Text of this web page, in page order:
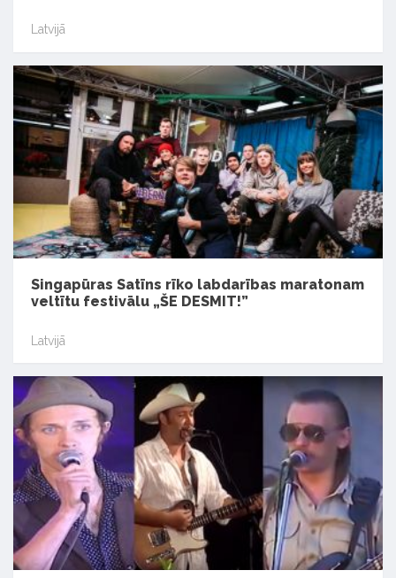
Latvijā
Singapūras Satīns rīko labdarības maratonam
veltītu festivālu „ŠE DESMIT!”
Latvijā